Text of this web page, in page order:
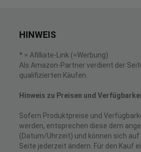
HINWEIS
* = Afilliate-Link (=Werbung)
Als Amazon-Partner verdient der
qualifizierten Käufen.
Hinweis zu Preisen und
Sofern Produktpreise und
werden, entsprechen diese dem
(Datum/Uhrzeit) und können sich auf
Seite jederzeit ändern. Für den Kauf